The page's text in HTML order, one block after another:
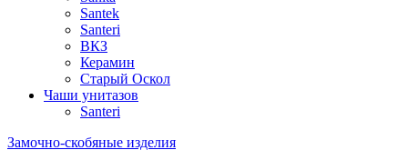
Santek
Santeri
ВКЗ
Керамин
Старый Оскол
Чаши унитазов
Santeri
Замочно-скобяные изделия